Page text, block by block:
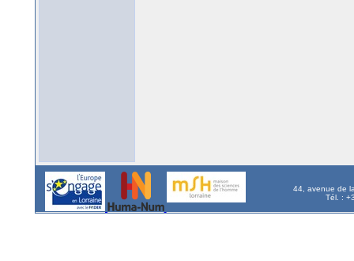
44, avenue de
Tél. :